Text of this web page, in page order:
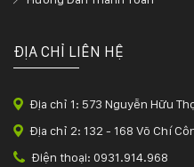
ĐỊA CHỈ LIÊN HỆ
Địa chỉ 1: 573 Nguyễn Hữu
Địa chỉ 2: 132 - 168 Võ Chí
Điện thoại: 0931.914.968